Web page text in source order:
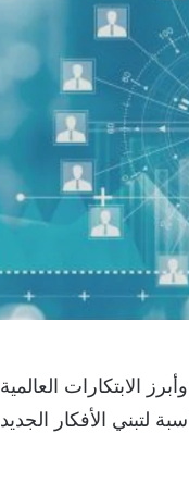
الابتكارات
لتبني الأفكار